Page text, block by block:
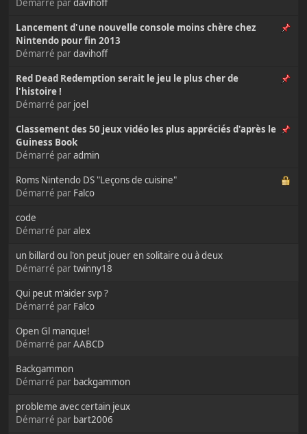
Démarré pardavihoff
Lancement d'une nouvelle console moins chère chez
Nintendo pour fin 2013
Démarré pardavihoff
Red Dead Redemption serait le jeu le plus cher de
l'histoire !
Démarré par joel
Classement des 50 jeux vidéo les plus appréciés d'après le
Guiness Book
Démarré paradmin
Roms Nintendo DS "Leçons de cuisine"
Démarré par Falco
code
Démarré paralex
un billard ou l'on peut jouer en solitaire ou à deux
Démarré partwinny18
Qui peut m'aider svp ?
Démarré par Falco
Open Gl manque!
Démarré parAABCD
Backgammon
Démarré par backgammon
probleme avec certain jeux
Démarré par bart2006